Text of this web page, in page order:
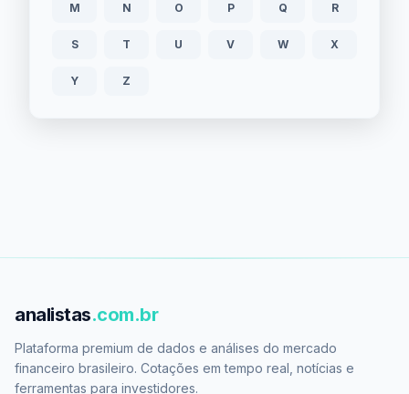
M N O P Q R
S T U V W X
Y Z
analistas.com.br
Plataforma premium de dados e análises do mercado
financeiro brasileiro. Cotações em tempo real, notícias e
ferramentas para investidores.